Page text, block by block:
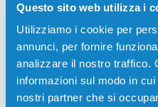
Questo sito web utilizza i
Utilizziamo i cookie per
annunci, per fornire
analizzare il nostro traffico.
informazioni sul modo in
nostri partner che si